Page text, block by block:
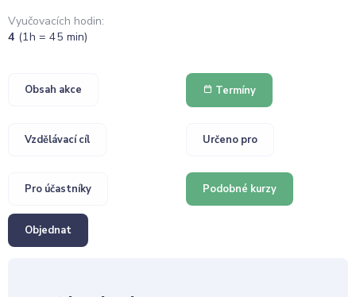
Vyučovacích hodin:
4 (1h = 45 min)
Obsah akce Termíny
Vzdělávací cíl Určeno pro
Pro účastníky Podobné kurzy
Objednat